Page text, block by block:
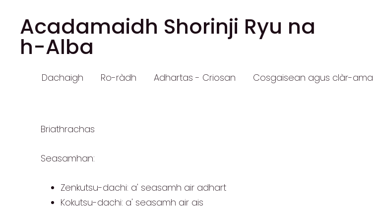
Acadamaidh Shorinji Ryu na
h-Alba
Dachaigh Ro-ràdh Adhartas - Criosan Cosgaisean agus clàr-ama
Briathrachas
Seasamhan:
Zenkutsu-dachi: a' seasamh air adhart
Kokutsu-dachi: a' seasamh air ais